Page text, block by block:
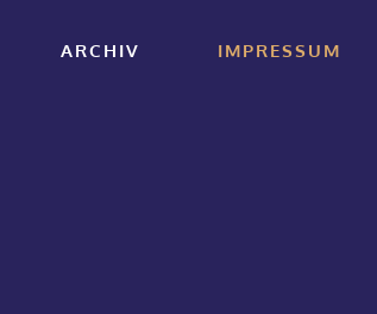
ARCHIV IMPRESSUM